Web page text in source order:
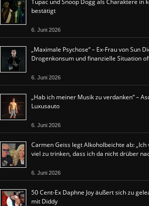
bestätigt
6. Juni 2026
„Maximale Psychose“ – Ex-Frau von Sun
Drogenkonsum und finanzielle Situation
6. Juni 2026
„Hab ich meiner Musik zu verdanken“ –
Luxusauto
6. Juni 2026
Carmen Geiss legt Alkoholbeichte ab:
viel zu trinken, dass ich da nicht drüber
6. Juni 2026
50 Cent-Ex Daphne Joy äußert sich zu
mit Diddy